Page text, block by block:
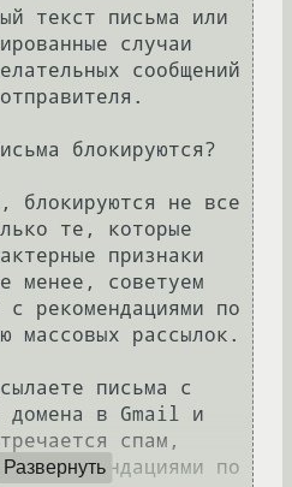
текст письма или
случаи
сообщений
блокируются?
блокируются не все
те, которые
признаки
менее, советуем
с рекомендациями по
массовых рассылок.
письма с
домена в Gmail и
спам,
с рекомендациями по
Развернуть